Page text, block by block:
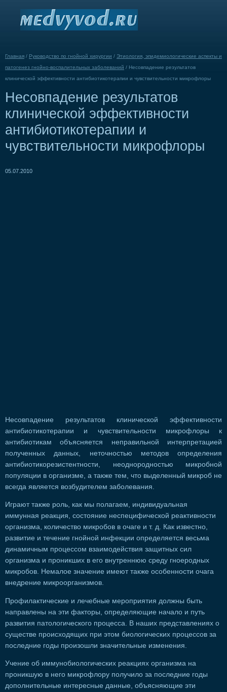
Главная / Руководство по гнойной хирургии / Этиология, эпидемиологические аспекты и
патогенез гнойно-воспалительных заболеваний / Несовпадение результатов
клинической эффективности антибиотикотерапии и чувствительности микрофлоры
Несовпадение результатов
клинической эффективности
антибиотикотерапии и
чувствительности микрофлоры
05.07.2010
Несовпадение результатов клинической эффективности
антибиотикотерапии и чувствительности микрофлоры к
антибиотикам объясняется неправильной интерпретацией
полученных данных, неточностью методов определения
антибиотикорезистентности, неоднородностью микробной
популяции в организме, а также тем, что выделенный микроб не
всегда является возбудителем заболевания.
Играют также роль, как мы полагаем, индивидуальная
иммунная реакция, состояние неспецифической реактивности
организма, количество микробов в очаге и т. д. Как известно,
развитие и течение гнойной инфекции определяется весьма
динамичным процессом взаимодействия защитных сил
организма и проникших в его внутреннюю среду гноеродных
микробов. Немалое значение имеют также особенности очага
внедрение микроорганизмов.
Профилактические и лечебные мероприятия должны быть
направлены на эти факторы, определяющие начало и путь
развития патологического процесса. В наших представлениях о
существе происходящих при этом биологических процессов за
последние годы произошли значительные изменения.
Учение об иммунобиологических реакциях организма на
проникшую в него микрофлору получило за последние годы
дополнительные интересные данные, объясняющие эти